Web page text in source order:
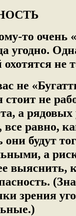
то очень
угодно.
не
не
стоит не
а
равно,
они будут
а
выяснить,
зрения